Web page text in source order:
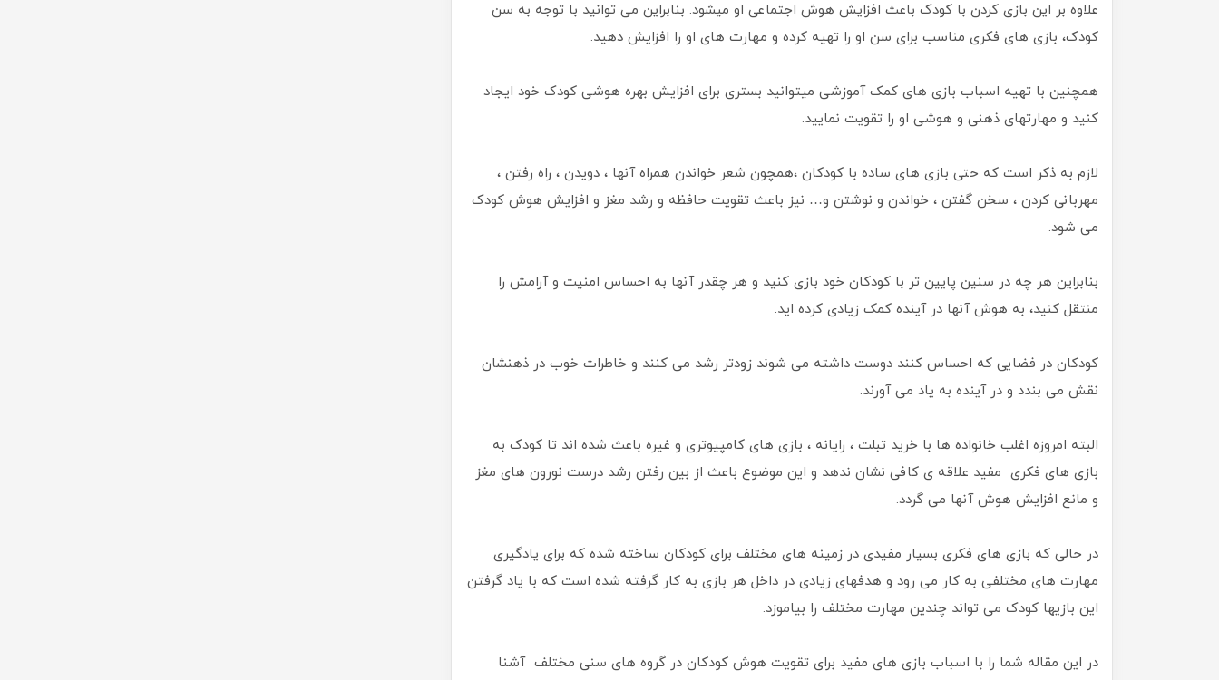
علاوه بر این بازی کردن با کودک باعث افزایش هوش اجتماعی او میشود. بنابراین می توانید با توجه به سن
کودک، بازی های فکری مناسب برای سن او را تهیه کرده و مهارت های او را افزایش دهید.
همچنین با تهیه اسباب بازی های کمک آموزشی میتوانید بستری برای افزایش بهره هوشی کودک خود ایجاد
کنید و مهارتهای ذهنی و هوشی او را تقویت نمایید.
لازم به ذکر است که حتی بازی های ساده با کودکان ،همچون شعر خواندن همراه آنها ، دویدن ، راه رفتن ،
مهربانی کردن ، سخن گفتن ، خواندن و نوشتن و… نیز باعث تقویت حافظه و رشد مغز و افزایش هوش کودک
می شود.
بنابراین هر چه در سنین پایین تر با کودکان خود بازی کنید و هر چقدر آنها به احساس امنیت و آرامش را
منتقل کنید، به هوش آنها در آینده کمک زیادی کرده اید.
کودکان در فضایی که احساس کنند دوست داشته می شوند زودتر رشد می کنند و خاطرات خوب در ذهنشان
نقش می بندد و در آینده به یاد می آورند.
البته امروزه اغلب خانواده ها با خرید تبلت ، رایانه ، بازی های کامپیوتری و غیره باعث شده اند تا کودک به
بازی های فکری مفید علاقه ی کافی نشان ندهد و این موضوع باعث از بین رفتن رشد درست نورون های مغز
و مانع افزایش هوش آنها می گردد.
در حالی که بازی های فکری بسیار مفیدی در زمینه های مختلف برای کودکان ساخته شده که برای یادگیری
مهارت های مختلفی به کار می رود و هدفهای زیادی در داخل هر بازی به کار گرفته شده است که با یاد گرفتن
این بازیها کودک می تواند چندین مهارت مختلف را بیاموزد.
در این مقاله شما را با اسباب بازی های مفید برای تقویت هوش کودکان در گروه های سنی مختلف آشنا